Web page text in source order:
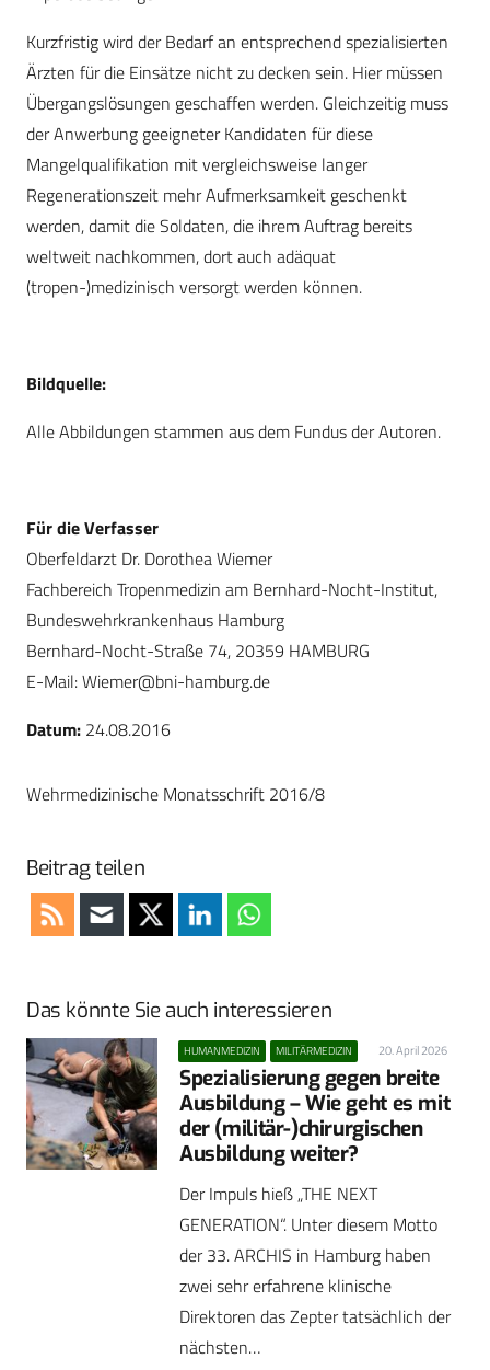
Kurzfristig wird der Bedarf an entsprechend spezialisierten
Ärzten für die Einsätze nicht zu decken sein. Hier müssen
Übergangslösungen geschaffen werden. Gleichzeitig muss
der Anwerbung geeigneter Kandidaten für diese
Mangelqualifikation mit vergleichsweise langer
Regenerationszeit mehr Aufmerksamkeit geschenkt
werden, damit die Soldaten, die ihrem Auftrag bereits
weltweit nachkommen, dort auch adäquat
(tropen-)medizinisch versorgt werden können.
Bildquelle:
Alle Abbildungen stammen aus dem Fundus der Autoren.
Für die Verfasser
Oberfeldarzt Dr. Dorothea Wiemer
Fachbereich Tropenmedizin am Bernhard-Nocht-Institut,
Bundeswehrkrankenhaus Hamburg
Bernhard-Nocht-Straße 74, 20359 HAMBURG
E-Mail:Wiemer@bni-hamburg.de
Datum: 24.08.2016
Wehrmedizinische Monatsschrift 2016/8
Beitrag teilen
Das könnte Sie auch interessieren
HUMANMEDIZIN MILITÄRMEDIZIN 20. April 2026
Spezialisierung gegen breite
Ausbildung – Wie geht es mit
der (militär-)chirurgischen
Ausbildung weiter?
Der Impuls hieß „THE NEXT
GENERATION“. Unter diesem Motto
der 33. ARCHIS in Hamburg haben
zwei sehr erfahrene klinische
Direktoren das Zepter tatsächlich der
nächsten…